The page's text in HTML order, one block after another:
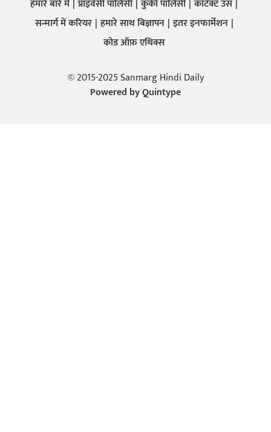
हमारे बारे में प्राइवेसी पालिसी कुकी पालिसी कांटेक्ट उस
सन्मार्ग में करियर हमारे साथ बिज्ञापन इतर इनफार्मेशन
कोड ऑफ़ एथिक्स
© 2015-2025 Sanmarg Hindi Daily
Powered byQuintype